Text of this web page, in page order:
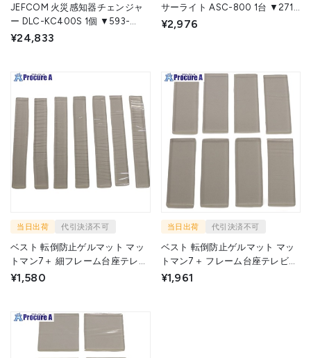
JEFCOM 火災感知器チェンジャ
ー DLC-KC400S 1個 ▼593-
0364
¥24,833
サーライト ASC-800 1台 ▼271-
1212
¥2,976
当日出荷 代引決済不可
ベスト 転倒防止ゲルマット マッ
トマン7＋ 細フレーム台座テレビ
用 13×100mm 0524-011 1パック
¥1,580
当日出荷 代引決済不可
ベスト 転倒防止ゲルマット マッ
トマン7＋ フレーム台座テレビ用
25×65mm 0524-010 1パック
¥1,961